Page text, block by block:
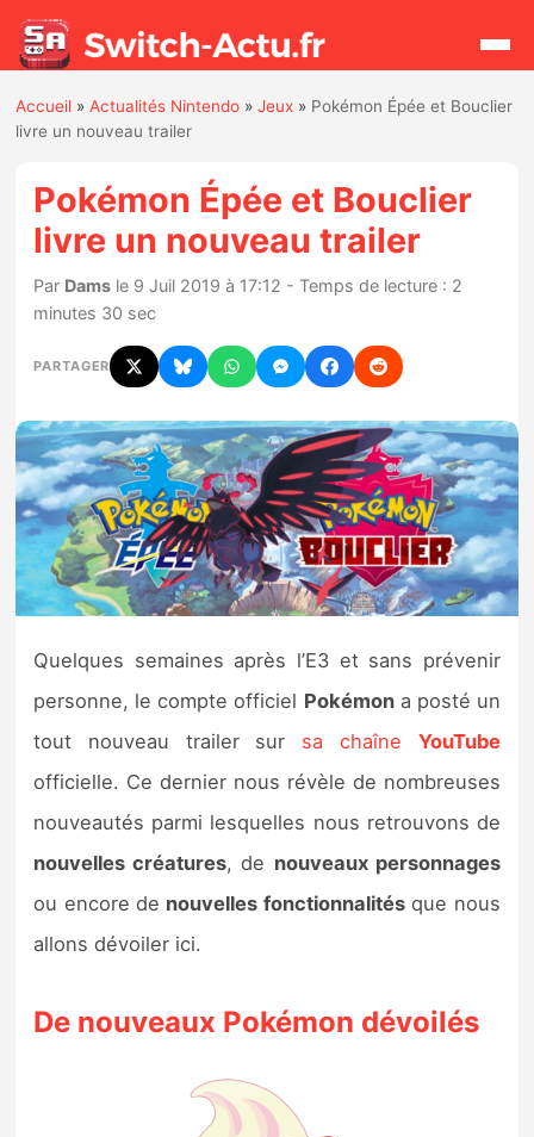
Actualités
Jeux
Hardware
Chiffres de ventes
Rumeurs
Nintendo Direct
Tests et previews
Tests de jeux
Tests d’accessoires
Autres tests
Previews
Précommandes
Précommandes jeux Switch 2
Sorties de jeux
Accueil »Actualités Nintendo »Jeux » Pokémon Épée et Bouclier
livre un nouveau trailer
Pokémon Épée et Bouclier
livre un nouveau trailer
Par Dams le 9 Juil 2019 à 17:12 - Temps de lecture : 2
minutes 30 sec
PARTAGER
Quelques semaines après l’E3 et sans prévenir
personne, le compte officiel Pokémona posté un
tout nouveau trailer sur sa chaîne YouTube
officielle. Ce dernier nous révèle de nombreuses
nouveautés parmi lesquelles nous retrouvons de
nouvelles créatures, de nouveaux personnages
ou encore de nouvelles fonctionnalitésque nous
allons dévoiler ici.
De nouveaux Pokémon dévoilés